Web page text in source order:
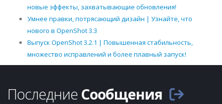
новые эффекты, захватывающие обновления!
Умнее правки, потрясающий дизайн | Узнайте, что
нового в OpenShot 3.3
Выпуск OpenShot 3.2.1 | Повышенная стабильность,
множество исправлений и более плавный запуск!
Последние Сообщения